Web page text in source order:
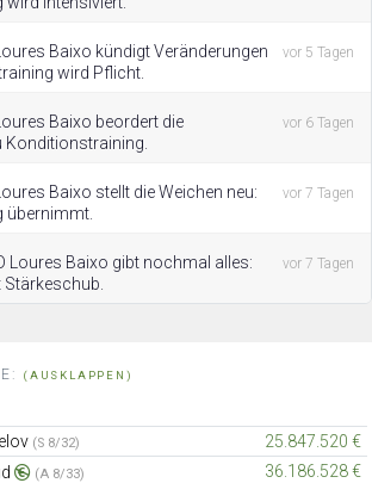
Baixo kündigt Veränderungen
wird Pflicht.
vor 5 Tagen
Baixo beordert die
vor 6 Tagen
Baixo stellt die Weichen neu:
übernimmt.
vor 7 Tagen
Loures Baixo gibt nochmal alles:
vor 7 Tagen
(AUSKLAPPEN)
(S 8/32)
25.847.520 €
(A 8/33)
36.186.528 €